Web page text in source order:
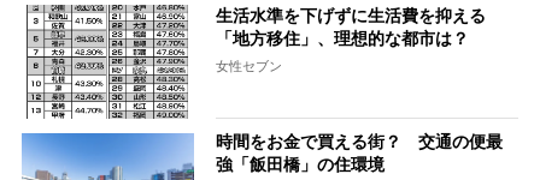
生活水準を下げずに生活費を抑える
「地方移住」、理想的な都市は？
女性セブン
時間をお金で買える街？ 交通の便最
強「飯田橋」の住環境